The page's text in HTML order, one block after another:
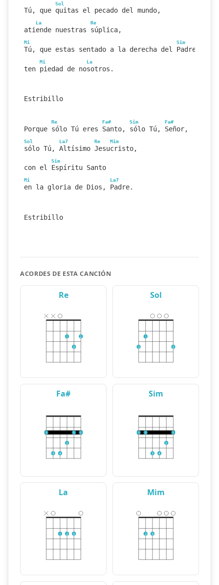
Sol
Tú, que quitas el pecado del mundo,
La Re
atiende nuestras súplica,
Mi Sim
Tú, que estas sentado a la derecha del Padre,
Mi La
ten piedad de nosotros.
Estribillo
Re Fa# Sim Fa#
Porque sólo Tú eres Santo, sólo Tú, Señor,
Sol La7 Re Mim
sólo Tú, Altísimo Jesucristo,
Sim
con el Espíritu Santo
Mi La7
en la gloria de Dios, Padre.
Estribillo
ACORDES DE ESTA CANCIÓN
Re
1
3
2
Sol
2
1
3
Fa#
1
3 4
2
1 1
Sim
1 1
3 4
2
1
La
1 2 3
Mim
2 3